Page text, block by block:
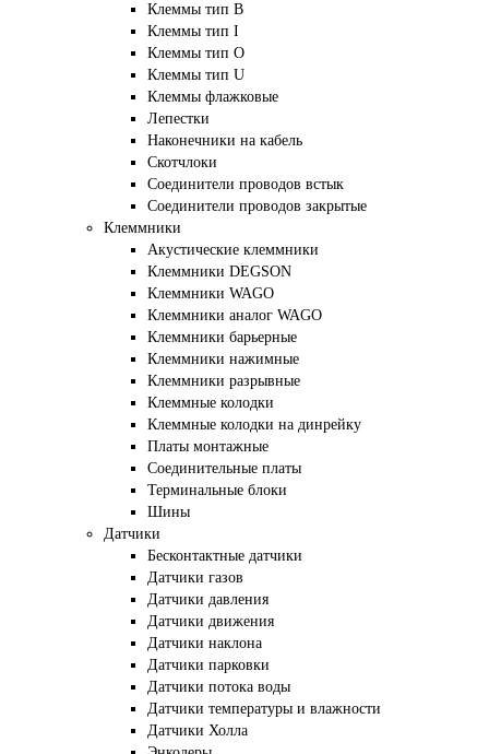
Клеммы тип B
Клеммы тип I
Клеммы тип O
Клеммы тип U
Клеммы флажковые
Лепестки
Наконечники на кабель
Скотчлоки
Соединители проводов встык
Соединители проводов закрытые
Клеммники
Акустические клеммники
Клеммники DEGSON
Клеммники WAGO
Клеммники аналог WAGO
Клеммники барьерные
Клеммники нажимные
Клеммники разрывные
Клеммные колодки
Клеммные колодки на динрейку
Платы монтажные
Соединительные платы
Терминальные блоки
Шины
Датчики
Бесконтактные датчики
Датчики газов
Датчики давления
Датчики движения
Датчики наклона
Датчики парковки
Датчики потока воды
Датчики температуры и влажности
Датчики Холла